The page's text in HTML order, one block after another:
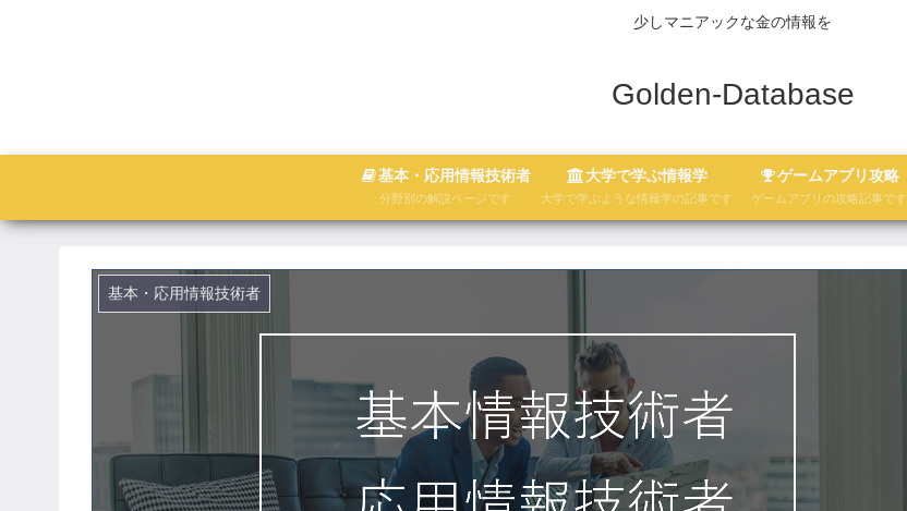
少しマニアックな金の情報を
Golden-Database
基本・応用情報技術者
分野別の解説ページです
大学で学ぶ情報学
大学で学ぶような情報学の記事です
ゲームアプリ攻略
ゲームアプリの攻略記事です
基本・応用情報技術者